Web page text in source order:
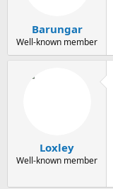
Barungar
Well-known member
Loxley
Well-known member